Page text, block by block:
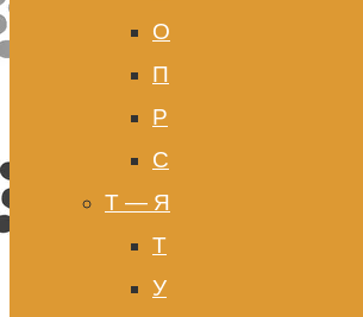
О
П
Р
С
Т — Я
Т
У